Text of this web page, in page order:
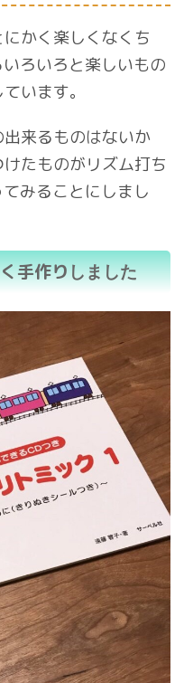
かく楽しくなくち
ろいろと楽しいもの
います。
来るものはないか
たものがリズム打ち
みることにしまし
手作りしました